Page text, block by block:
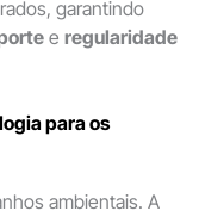
garantindo
e regularidade
para os
ambientais. A